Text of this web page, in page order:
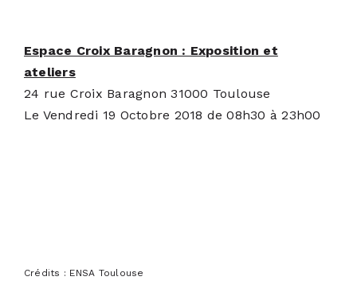
Espace Croix Baragnon : Exposition et
ateliers
24 rue Croix Baragnon 31000 Toulouse
Le Vendredi 19 Octobre 2018 de 08h30 à 23h00
Crédits : ENSA Toulouse